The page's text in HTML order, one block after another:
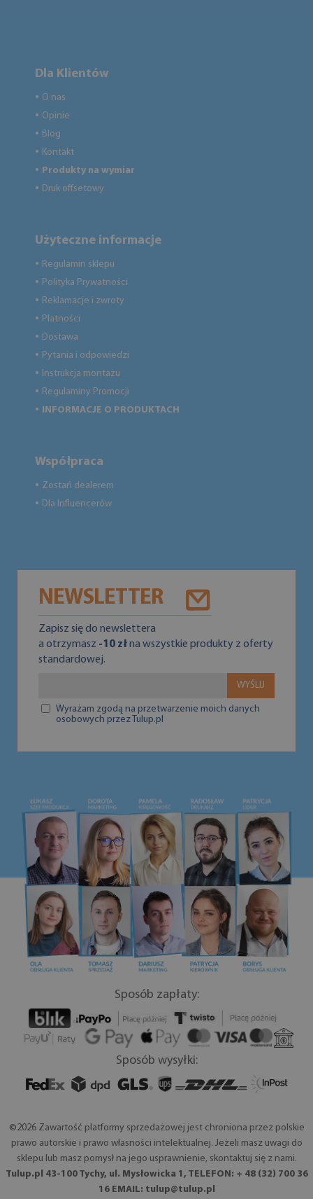
Dla Klientów
● O nas
● Opinie
● Blog
● Kontakt
● Produkty na wymiar
● Druk offsetowy
Użyteczne informacje
● Regulamin sklepu
● Polityka Prywatności
● Reklamacje i zwroty
● Płatności
● Dostawa
● Pytania i odpowiedzi
● Instrukcja montażu
● Regulaminy Promocji
● INFORMACJE O PRODUKTACH
Współpraca
● Zostań dealerem
● Dla Influencerów
NEWSLETTER
Zapisz się do newslettera
a otrzymasz -10 złna wszystkie produkty z oferty
standardowej.
WYŚLIJ
Wyrażam zgodą na przetwarzenie moich danych
osobowych przez Tulup.pl
Sposób zapłaty:
Sposób wysyłki:
©2026 Zawartość platformy sprzedażowej jest chroniona przez polskie
prawo autorskie i prawo własności intelektualnej. Jeżeli masz uwagi do
sklepu lub masz pomysł na jego usprawnienie, skontaktuj się z nami.
Tulup.pl 43-100 Tychy, ul. Mysłowicka 1, TELEFON: + 48 (32) 700 36
16 EMAIL: tulup@tulup.pl